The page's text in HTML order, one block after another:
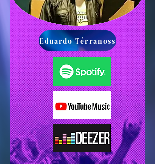
Eduardo Térranoss